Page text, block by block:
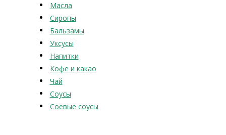
Масла
Сиропы
Бальзамы
Уксусы
Напитки
Кофе и какао
Чай
Соусы
Соевые соусы